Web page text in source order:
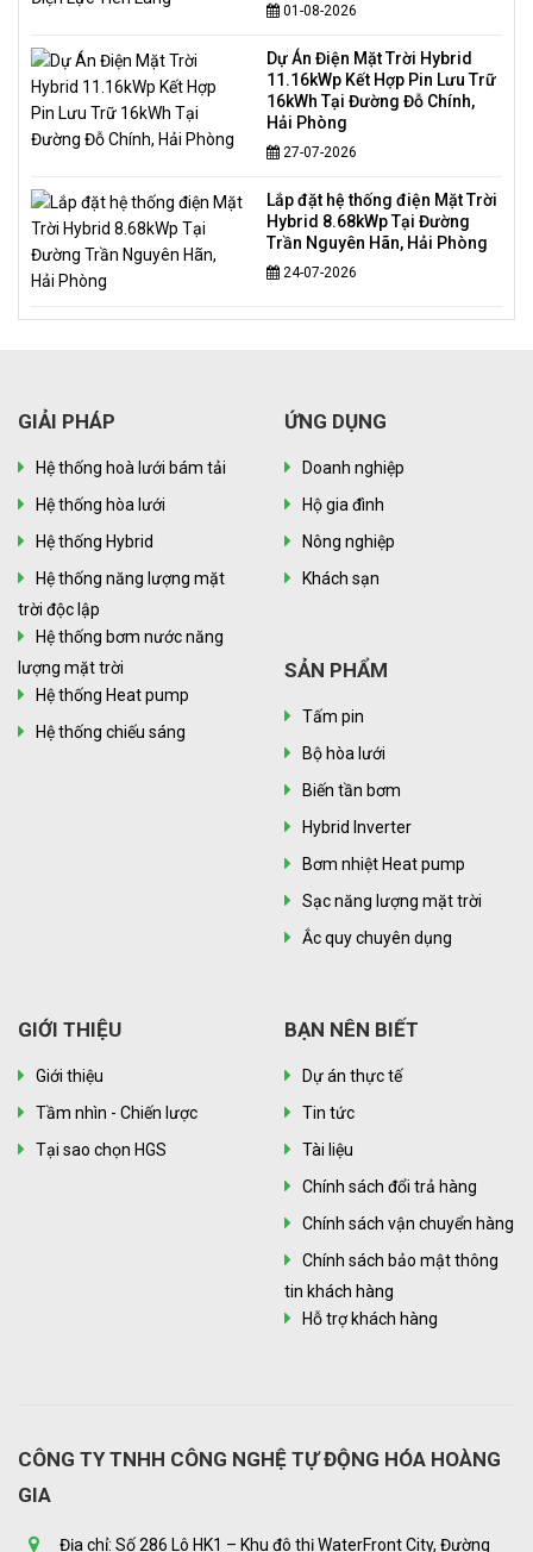
01-08-2026
Dự Án Điện Mặt Trời Hybrid
11.16kWp Kết Hợp Pin Lưu Trữ
16kWh Tại Đường Đỗ Chính,
Hải Phòng
27-07-2026
Lắp đặt hệ thống điện Mặt Trời
Hybrid 8.68kWp Tại Đường
Trần Nguyên Hãn, Hải Phòng
24-07-2026
GIẢI PHÁP
Hệ thống hoà lưới bám tải
Hệ thống hòa lưới
Hệ thống Hybrid
Hệ thống năng lượng mặt
trời độc lập
Hệ thống bơm nước năng
lượng mặt trời
Hệ thống Heat pump
Hệ thống chiếu sáng
ỨNG DỤNG
Doanh nghiệp
Hộ gia đình
Nông nghiệp
Khách sạn
SẢN PHẨM
Tấm pin
Bộ hòa lưới
Biến tần bơm
Hybrid Inverter
Bơm nhiệt Heat pump
Sạc năng lượng mặt trời
Ắc quy chuyên dụng
GIỚI THIỆU
Giới thiệu
Tầm nhìn - Chiến lược
Tại sao chọn HGS
BẠN NÊN BIẾT
Dự án thực tế
Tin tức
Tài liệu
Chính sách đổi trả hàng
Chính sách vận chuyển hàng
Chính sách bảo mật thông
tin khách hàng
Hỗ trợ khách hàng
CÔNG TY TNHH CÔNG NGHỆ TỰ ĐỘNG HÓA HOÀNG
GIA
Địa chỉ: Số 286 Lô HK1 – Khu đô thị WaterFront City, Đường